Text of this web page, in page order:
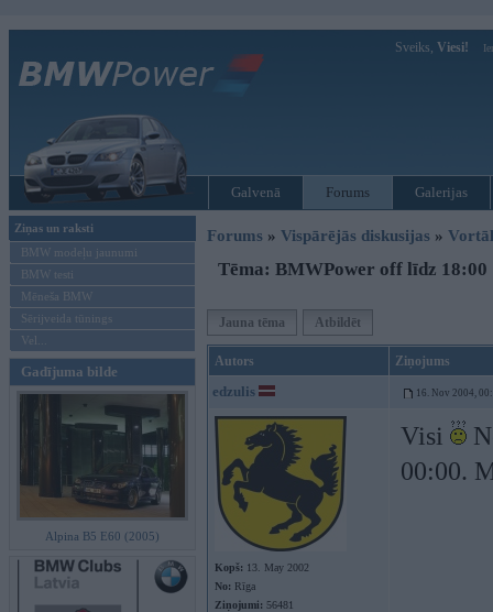
Sveiks, Viesi!
Galvenā Forums Galerijas
Ziņas un raksti
BMW modeļu jaunumi
BMW testi
Mēneša BMW
Sērijveida tūnings
Vel...
Gadījuma bilde
Alpina B5 E60 (2005)
Forums » Vispārējās diskusijas »
Tēma: BMWPower off līdz 18:00
Jauna tēma Atbildēt
Autors Ziņojums
edzulis 16. Nov 2004,
Kopš: 13. May 2002
No: Rīga
Ziņojumi: 56481
Visi
00:00.